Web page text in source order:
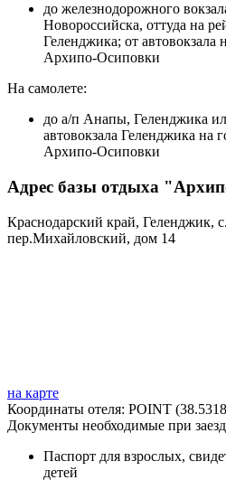
до железнодорожного
Новороссийска, оттуда на
Геленджика; от автовокзала
Архипо-Осиповки
На самолете:
до а/п Анапы, Геленджика
автовокзала Геленджика на
Архипо-Осиповки
Адрес базы отдыха
Краснодарский край, Геленджик,
пер.Михайловский, дом 14
на карте
Координаты отеля: POINT
Документы необходимые при
Паспорт для взрослых,
детей